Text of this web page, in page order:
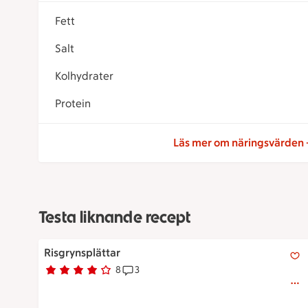
Fett
Salt
Kolhydrater
Protein
Läs mer om näringsvärden
Testa liknande recept
Risgrynsplättar
Betyg 3.8 av 5. 8
8 personer har röstatReceptet har 3 kommentarer
3
Risgrynsplättar